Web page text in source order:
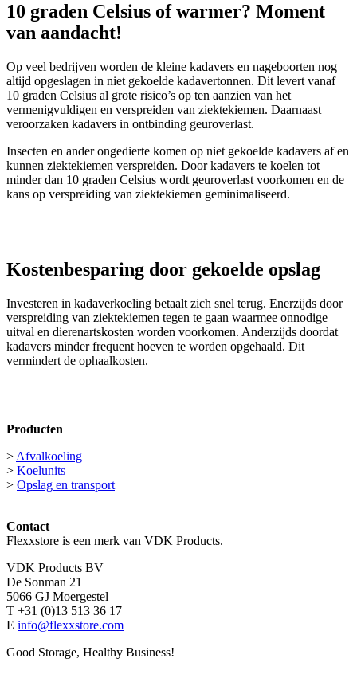
10 graden Celsius of warmer? Moment
van aandacht!
Op veel bedrijven worden de kleine kadavers en nageboorten nog
altijd opgeslagen in niet gekoelde kadavertonnen. Dit levert vanaf
10 graden Celsius al grote risico’s op ten aanzien van het
vermenigvuldigen en verspreiden van ziektekiemen. Daarnaast
veroorzaken kadavers in ontbinding geuroverlast.
Insecten en ander ongedierte komen op niet gekoelde kadavers af en
kunnen ziektekiemen verspreiden. Door kadavers te koelen tot
minder dan 10 graden Celsius wordt geuroverlast voorkomen en de
kans op verspreiding van ziektekiemen geminimaliseerd.
Kostenbesparing door gekoelde opslag
Investeren in kadaverkoeling betaalt zich snel terug. Enerzijds door
verspreiding van ziektekiemen tegen te gaan waarmee onnodige
uitval en dierenartskosten worden voorkomen. Anderzijds doordat
kadavers minder frequent hoeven te worden opgehaald. Dit
vermindert de ophaalkosten.
Producten
> Afvalkoeling
> Koelunits
> Opslag en transport
Contact
Flexxstore is een merk van VDK Products.
VDK Products BV
De Sonman 21
5066 GJ Moergestel
T +31 (0)13 513 36 17
E info@flexxstore.com
Good Storage, Healthy Business!